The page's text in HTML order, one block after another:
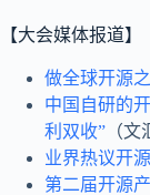
【大会媒体报道】
做全球开源
中国自研的
利双收” （文
业界热议开
第二届开源